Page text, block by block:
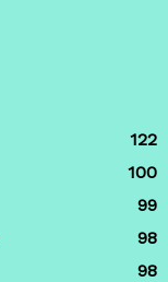
122
100
99
98
98